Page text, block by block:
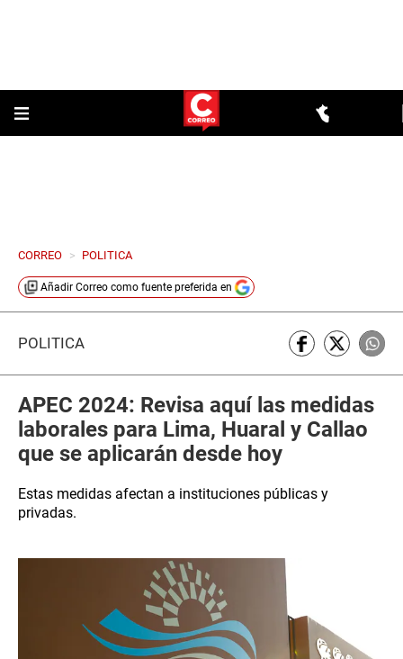
CORREO > POLITICA
Añadir Correo como fuente preferida en
POLÍTICA
APEC 2024: Revisa aquí las medidas
laborales para Lima, Huaral y Callao
que se aplicarán desde hoy
Estas medidas afectan a instituciones públicas y
privadas.